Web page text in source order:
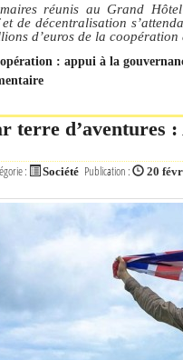
réunis au Grand
de décentralisation
d’euros de la
: appui à la
terre d’aventures
: Société Publication : 20